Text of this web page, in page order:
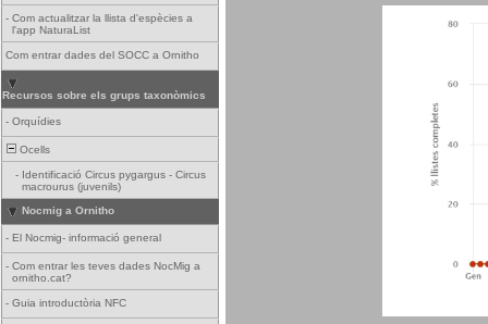
- Com actualitzar la llista d'espècies a
l'app NaturaList
Com entrar dades del SOCC a Ornitho
Recursos sobre els grups taxonòmics
- Orquídies
Ocells
- Identificació Circus pygargus - Circus
macrourus (juvenils)
Nocmig a Ornitho
- El Nocmig- informació general
- Com entrar les teves dades NocMig a
ornitho.cat?
- Guia introductòria NFC